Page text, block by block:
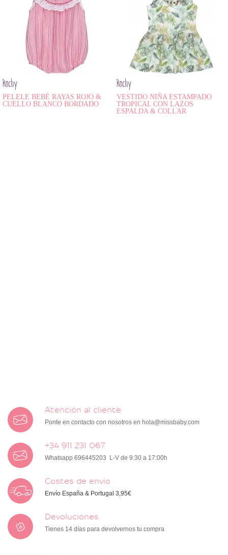
Rochy
PELELE BEBÉ RAYAS ROJO &
CUELLO BLANCO BORDADO
Rochy
VESTIDO NIÑA ESTAMPADO
TROPICAL CON LAZOS
ESPALDA & COLLAR
Atención al cliente
Ponte en contacto con nosotros en hola@missbaby.com
+34 911 231 067
Whatsapp 696445203 L-V de 9:30 a 17:00h
Costes de envío
Envío España & Portugal 3,95€
Devoluciones
Tienes 14 días para devolvernos tu compra